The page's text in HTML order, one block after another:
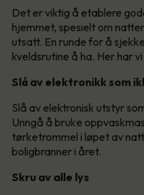
Det er viktig å etablere
hjemmet, spesielt om
utsatt. En runde for å
kveldsrutine å ha. Her har
Slå av elektronikk som
Slå av elektronisk utstyr
Unngå å bruke
tørketrommel i løpet av
boligbranner i året.
Skru av alle lys